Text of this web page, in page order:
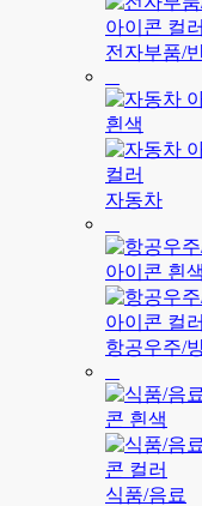
전자부품/
자동차
항공우주/
식품/음료